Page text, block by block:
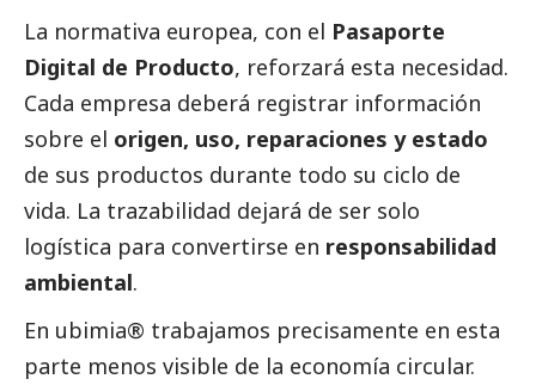
La normativa europea, con el Pasaporte
Digital de Producto, reforzará esta necesidad.
Cada empresa deberá registrar información
sobre el origen, uso, reparaciones y estado
de sus productos durante todo su ciclo de
vida. La trazabilidad dejará de ser solo
logística para convertirse en responsabilidad
ambiental.
En ubimia® trabajamos precisamente en esta
parte menos visible de la economía circular.